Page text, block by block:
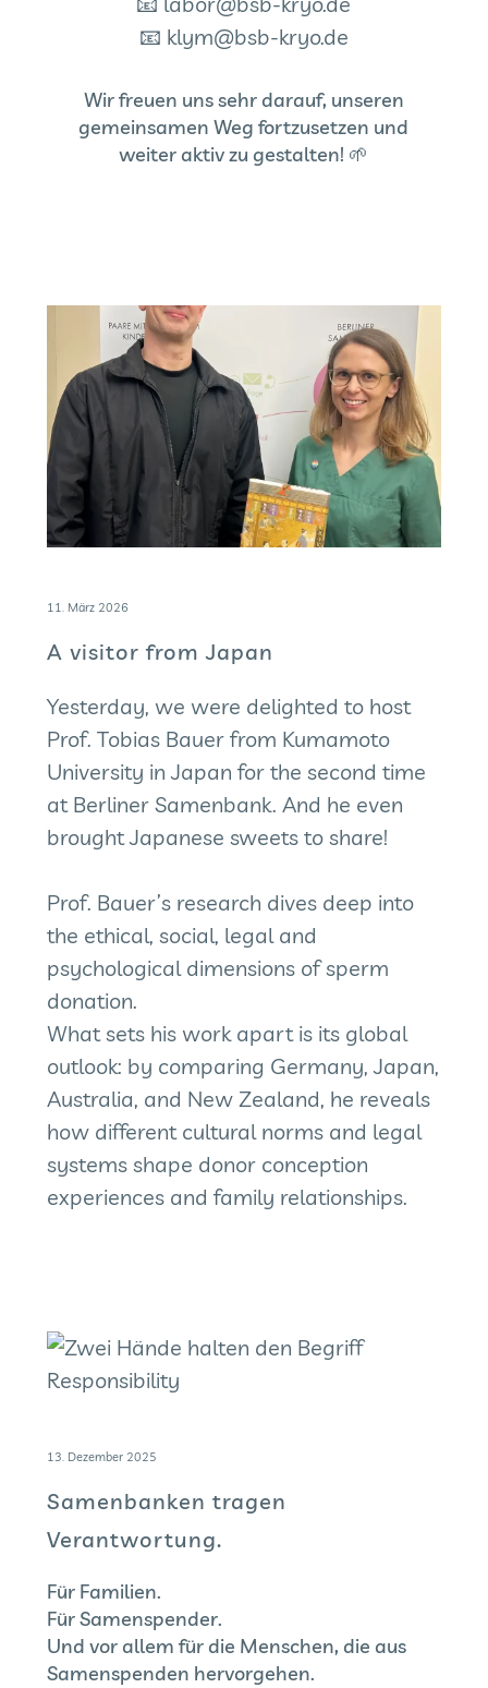
📧 klym@bsb-kryo.de
Wir freuen uns sehr darauf, unseren
gemeinsamen Weg fortzusetzen und
weiter aktiv zu gestalten! 🌱
11. März 2026
A visitor from Japan
Yesterday, we were delighted to host
Prof. Tobias Bauer from Kumamoto
University in Japan for the second time
at Berliner Samenbank. And he even
brought Japanese sweets to share!
Prof. Bauer’s research dives deep into
the ethical, social, legal and
psychological dimensions of sperm
donation.
What sets his work apart is its global
outlook: by comparing Germany, Japan,
Australia, and New Zealand, he reveals
how different cultural norms and legal
systems shape donor conception
experiences and family relationships.
13. Dezember 2025
Samenbanken tragen
Verantwortung.
Für Familien.
Für Samenspender.
Und vor allem für die Menschen, die aus
Samenspenden hervorgehen.